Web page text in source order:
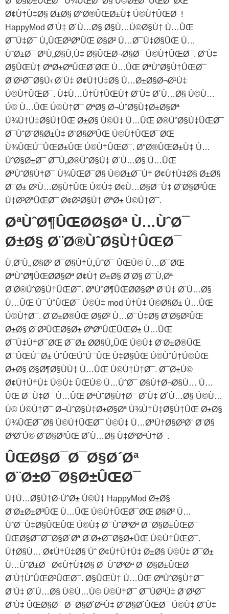
Ø¢Ù†Ù‡Ø§ Ø±Ø§ Ø°Ø®ÛŒØ±Ù‡ Ú©Ù†ÛŒØ¯!
HappyMod Ø¨Ù‡ Ø´Ù…Ø§ Ø§Ù…Ú©Ø§Ù† Ù…ÛŒ
Ø¯Ù‡Ø¯ Ù„ÛŒØ³ØªÛŒ Ø§Ø² Ù…Ø¯Ù‡Ø§ÛŒ Ù…
ÙˆØ±Ø¯ Ø¹Ù„Ø§Ù‚Ù‡ Ø§ÛŒØ¬Ø§Ø¯ Ú©Ù†ÛŒØ¯. Ø¨Ù‡
Ø§ÛŒÙ† ØªØ±ØªÛŒØ¨ØŒ Ù…ÛŒ ØªÙˆØ§Ù†ÛŒØ¯
Ø¨Ø¹Ø¯Ø§Ù‹ Ø¨Ù‡ Ø¢Ù†Ù‡Ø§ Ù…Ø±Ø§Ø¬Ø¹Ù‡
Ú©Ù†ÛŒØ¯. Ù‡Ù…Ú†Ù†ÛŒÙ† Ø¨Ù‡ Ø´Ù…Ø§ Ú©Ù…
Ú© Ù…ÛŒ Ú©Ù†Ø¯ ØªØ§ Ø¬ÙˆØ§Ù‡Ø±Ø§Øª
Ù¾Ù†Ù‡Ø§Ù†ÛŒ Ø±Ø§ Ú©Ù‡ Ù…ÛŒ Ø®ÙˆØ§Ù‡ÛŒØ¯
Ø¯ÙˆØ¨Ø§Ø±Ù‡ Ø¨Ø§Ø²ÛŒ Ú©Ù†ÛŒØ¯ØŒ
Ù¾ÛŒÚ¯ÛŒØ±ÛŒ Ú©Ù†ÛŒØ¯. Ø°Ø®ÛŒØ±Ù‡ Ù…
ÙˆØ§Ø±Ø¯ Ø¯Ù„Ø®ÙˆØ§Ù‡ Ø´Ù…Ø§ Ù…ÛŒ
ØªÙˆØ§Ù†Ø¯ Ù¾ÛŒØ¯Ø§ Ú©Ø±Ø¯Ù† Ø¢Ù†Ù‡Ø§ Ø±Ø§
Ø¯Ø± Ø²Ù…Ø§Ù†ÛŒ Ú©Ù‡ Ø¢Ù…Ø§Ø¯Ù‡ Ø¨Ø§Ø²ÛŒ
Ù‡Ø³ØªÛŒØ¯ Ø¢Ø³Ø§Ù† ØªØ± Ú©Ù†Ø¯.
ØªÙˆØ¶ÛŒØ­Ø§Øª Ù…ÙˆØ¯
Ø±Ø§ Ø¨Ø®ÙˆØ§Ù†ÛŒØ¯
Ù‚Ø¨Ù„ Ø§Ø² Ø¯Ø§Ù†Ù„ÙˆØ¯ ÛŒÚ© Ù…Ø¯ØŒ
ØªÙˆØ¶ÛŒØ­Ø§Øª Ø¢Ù† Ø±Ø§ Ø¨Ø§ Ø¯Ù‚Øª
Ø¨Ø®ÙˆØ§Ù†ÛŒØ¯. ØªÙˆØ¶ÛŒØ­Ø§Øª Ø¨Ù‡ Ø´Ù…Ø§
Ù…ÛŒ Ú¯ÙˆÛŒØ¯ Ú©Ù‡ mod Ú†Ù‡ Ú©Ø§Ø± Ù…ÛŒ
Ú©Ù†Ø¯. Ø¨Ø±Ø®ÛŒ Ø§Ø² Ù…Ø¯Ù‡Ø§ Ø¨Ø§Ø²ÛŒ
Ø±Ø§ Ø¨Ø³ÛŒØ§Ø± ØªØºÛŒÛŒØ± Ù…ÛŒ
Ø¯Ù‡Ù†Ø¯ØŒ Ø¯Ø± Ø­Ø§Ù„ÛŒ Ú©Ù‡ Ø¨Ø±Ø®ÛŒ
Ø¯ÛŒÚ¯Ø± ÙˆÛŒÚ˜Ú¯ÛŒ Ù‡Ø§ÛŒ Ú©ÙˆÚ†Ú©ÛŒ
Ø±Ø§ Ø§Ø¶Ø§ÙÙ‡ Ù…ÛŒ Ú©Ù†Ù†Ø¯. Ø¯Ø±Ú©
Ø¢Ù†Ú†Ù‡ Ú©Ù‡ ÛŒÚ© Ù…ÙˆØ¯ Ø§Ù†Ø¬Ø§Ù… Ù…
ÛŒ Ø¯Ù‡Ø¯ Ù…ÛŒ ØªÙˆØ§Ù†Ø¯ Ø¨Ù‡ Ø´Ù…Ø§ Ú©Ù…
Ú© Ú©Ù†Ø¯ Ø¬ÙˆØ§Ù‡Ø±Ø§Øª Ù¾Ù†Ù‡Ø§Ù†ÛŒ Ø±Ø§
Ù¾ÛŒØ¯Ø§ Ú©Ù†ÛŒØ¯ Ú©Ù‡ Ù…ØªÙ†Ø§Ø³Ø¨ Ø¨Ø§
Ø³Ø¨Ú© Ø¨Ø§Ø²ÛŒ Ø´Ù…Ø§ Ù‡Ø³ØªÙ†Ø¯.
ÛŒØ§Ø¯Ø¯Ø§Ø´Øª
Ø¨Ø±Ø¯Ø§Ø±ÛŒØ¯
Ù‡Ù…Ø§Ù†Ø·ÙˆØ± Ú©Ù‡ HappyMod Ø±Ø§
Ø¨Ø±Ø±Ø³ÛŒ Ù…ÛŒ Ú©Ù†ÛŒØ¯ØŒ Ø§Ø² Ù…
ÙˆØ¯Ù‡Ø§ÛŒÛŒ Ú©Ù‡ Ø¯ÙˆØ³Øª Ø¯Ø§Ø±ÛŒØ¯
ÛŒØ§Ø¯Ø¯Ø§Ø´Øª Ø¨Ø±Ø¯Ø§Ø±ÛŒ Ú©Ù†ÛŒØ¯.
Ù†Ø§Ù… Ø¢Ù†Ù‡Ø§ Ùˆ Ø¢Ù†Ú†Ù‡ Ø±Ø§ Ú©Ù‡ Ø¯Ø±
Ù…ÙˆØ±Ø¯ Ø¢Ù†Ù‡Ø§ Ø¯ÙˆØ³Øª Ø¯Ø§Ø±ÛŒØ¯
Ø¨Ù†ÙˆÛŒØ³ÛŒØ¯. Ø§ÛŒÙ† Ù…ÛŒ ØªÙˆØ§Ù†Ø¯
Ø¨Ù‡ Ø´Ù…Ø§ Ú©Ù…Ú© Ú©Ù†Ø¯ Ø¯ÙØ¹Ù‡ Ø¨Ø¹Ø¯
Ø¨Ù‡ ÛŒØ§Ø¯ Ø¯Ø§Ø´ØªÙ‡ Ø¨Ø§Ø´ÛŒØ¯ Ú©Ù‡ Ø¨Ù‡